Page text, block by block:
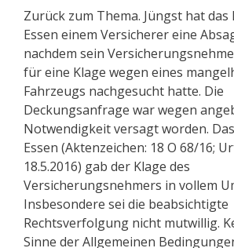
Zurück zum Thema. Jüngst hat
Essen einem Versicherer eine
nachdem sein
für eine Klage wegen eines
Fahrzeugs nachgesucht hatte. Die
Deckungsanfrage war wegen
Notwendigkeit versagt worden.
Essen (Aktenzeichen: 18 O 68/16;
18.5.2016) gab der Klage des
Versicherungsnehmers in vollem
Insbesondere sei die beabsichtigte
Rechtsverfolgung nicht mutwillig.
Sinne der Allgemeinen